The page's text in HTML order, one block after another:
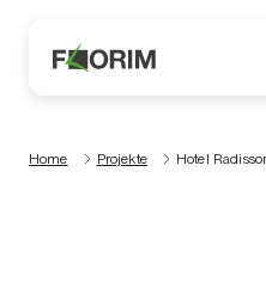
Home Projekte Hotel